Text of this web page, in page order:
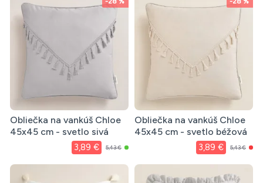
Obliečka na vankúš Chloe
45x45 cm - svetlo sivá
3,89 € 5,43 €
Obliečka na vankúš Chloe
45x45 cm - svetlo béžová
3,89 € 5,43 €